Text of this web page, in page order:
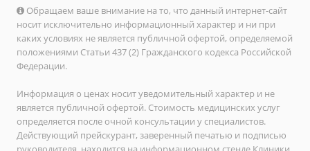
Обращаем ваше внимание на то, что данный интернет-сайт
носит исключительно информационный характер и ни при
каких условиях не является публичной офертой, определяемой
положениями Статьи 437 (2) Гражданского кодекса Российской
Федерации.
Информация о ценах носит уведомительный характер и не
является публичной офертой. Стоимость медицинских услуг
определяется после очной консультации у специалистов.
Действующий прейскурант, заверенный печатью и подписью